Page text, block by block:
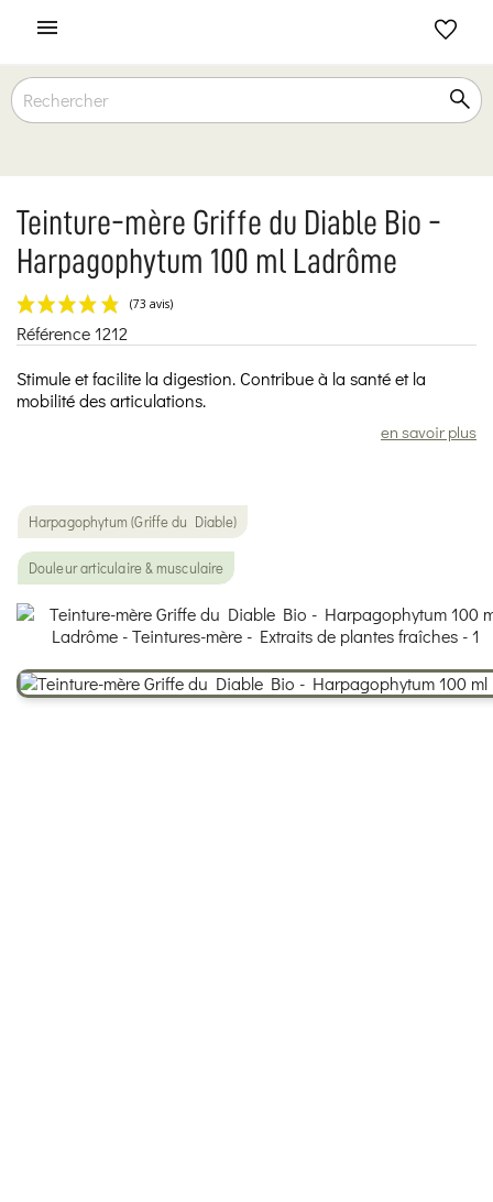

Teinture-mère Griffe du Diable Bio -
Harpagophytum 100 ml Ladrôme
Référence1212
Stimule et facilite la digestion. Contribue à la santé et la
mobilité des articulations.
en savoir plus
Harpagophytum (Griffe du Diable)
Douleur articulaire & musculaire